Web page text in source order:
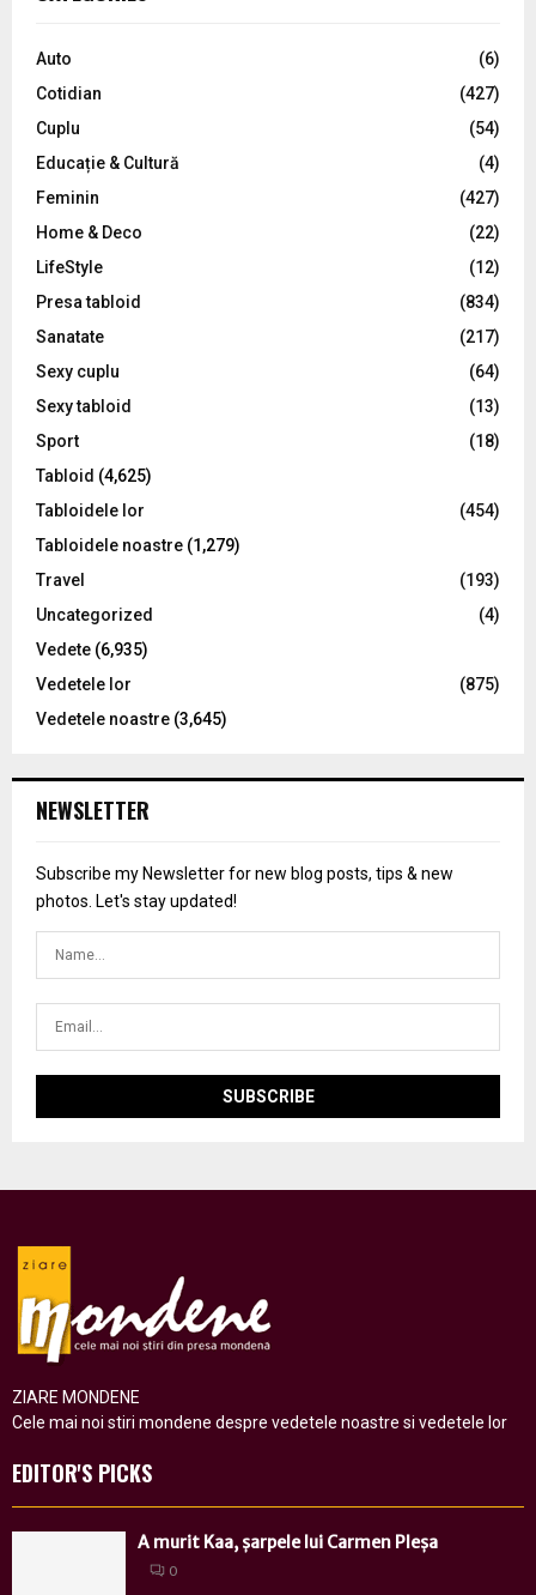
o
:
C
Auto
(6)
Cotidian
(427)
Cuplu
(54)
Educație & Cultură
(4)
Feminin
(427)
Home & Deco
(22)
LifeStyle
(12)
Presa tabloid
(834)
Sanatate
(217)
Sexy cuplu
(64)
Sexy tabloid
(13)
Sport
(18)
Tabloid (4,625)
Tabloidele lor
(454)
Tabloidele noastre (1,279)
Travel
(193)
Uncategorized
(4)
Vedete (6,935)
Vedetele lor
(875)
Vedetele noastre (3,645)
NEWSLETTER
Subscribe my Newsletter for new blog posts, tips & new
photos. Let's stay updated!
ZIARE MONDENE
Cele mai noi stiri mondene despre vedetele noastre si vedetele lor
EDITOR'S PICKS
A murit Kaa, șarpele lui Carmen Pleșa
0